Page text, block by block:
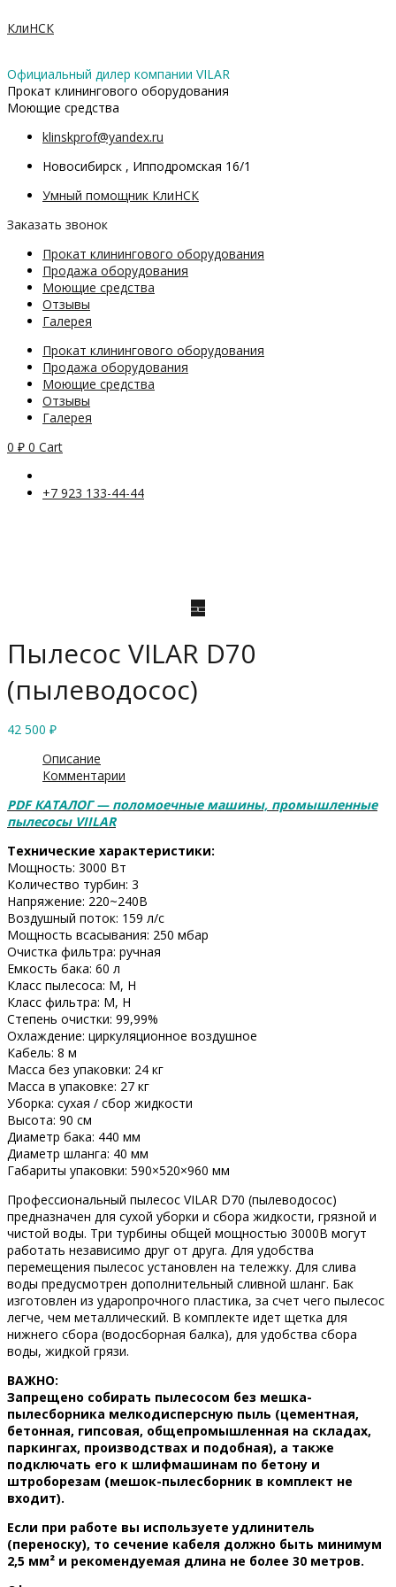
к
КлиНСК
Официальный дилер компании VILAR
Прокат клинингового оборудования
Моющие средства
klinskprof@yandex.ru
Новосибирск , Ипподромская 16/1
Умный помощник КлиНСК
Заказать звонок
Прокат клинингового оборудования
Продажа оборудования
Моющие средства
Отзывы
Галерея
Прокат клинингового оборудования
Продажа оборудования
Моющие средства
Отзывы
Галерея
0 ₽ 0 Cart
+7 923 133-44-44
о
с
к
р
Пылесос VILAR D70
(пылеводосос)
42 500 ₽
Описание
Комментарии
PDF КАТАЛОГ — поломоечные машины, промышленные
пылесосы VIILAR
Технические характеристики:
Мощность: 3000 Вт
Количество турбин: 3
Напряжение: 220~240В
Воздушный поток: 159 л/с
Мощность всасывания: 250 мбар
Очистка фильтра: ручная
Емкость бака: 60 л
Класс пылесоса: M, H
Класс фильтра: M, H
Степень очистки: 99,99%
Охлаждение: циркуляционное воздушное
Кабель: 8 м
Масса без упаковки: 24 кг
Масса в упаковке: 27 кг
Уборка: сухая / сбор жидкости
Высота: 90 см
Диаметр бака: 440 мм
Диаметр шланга: 40 мм
Габариты упаковки: 590×520×960 мм
Профессиональный пылесос VILAR D70 (пылеводосос)
предназначен для сухой уборки и сбора жидкости, грязной и
чистой воды. Три турбины общей мощностью 3000В могут
работать независимо друг от друга. Для удобства
перемещения пылесос установлен на тележку. Для слива
воды предусмотрен дополнительный сливной шланг. Бак
изготовлен из ударопрочного пластика, за счет чего пылесос
легче, чем металлический. В комплекте идет щетка для
нижнего сбора (водосборная балка), для удобства сбора
воды, жидкой грязи.
ВАЖНО:
Запрещено собирать пылесосом без мешка-
пылесборника мелкодисперсную пыль (цементная,
бетонная, гипсовая, общепромышленная на складах,
паркингах, производствах и подобная), а также
подключать его к шлифмашинам по бетону и
штроборезам (мешок-пылесборник в комплект не
входит).
Если при работе вы используете удлинитель
(переноску), то сечение кабеля должно быть минимум
2,5 мм² и рекомендуемая длина не более 30 метров.